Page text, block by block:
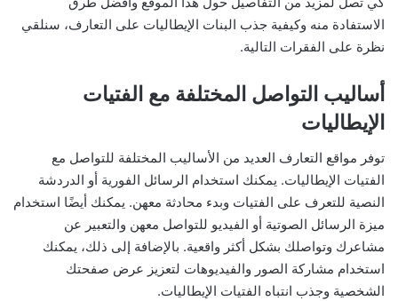
الاستفادة منه وكيفية جذب البنات الإيطاليات على التعارف، سنلقي
نظرة على الفقرات التالية.
أساليب التواصل المختلفة مع الفتيات
الإيطاليات
توفر مواقع التعارف العديد من الأساليب المختلفة للتواصل مع
الفتيات الإيطاليات. يمكنك استخدام الرسائل الفورية أو الدردشة
النصية للتعرف على الفتيات وبدء محادثة معهن. يمكنك أيضًا استخدام
ميزة الرسائل الصوتية أو الفيديو للتواصل معهن والتعبير عن
مشاعرك وتواصلك بشكل أكثر واقعية. بالإضافة إلى ذلك، يمكنك
استخدام مشاركة الصور والفيديوهات لتعزيز عرض صفحتك
الشخصية وجذب انتباه الفتيات الإيطاليات.